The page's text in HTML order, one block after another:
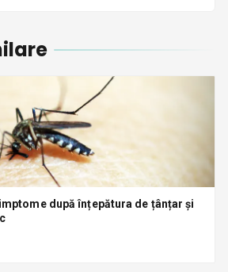
după înțepătura de țânțar și